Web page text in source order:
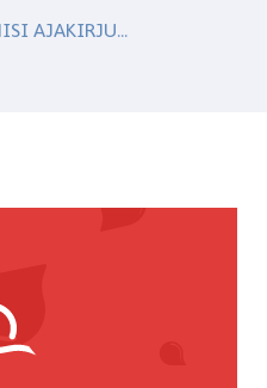
AJAKIRJU...